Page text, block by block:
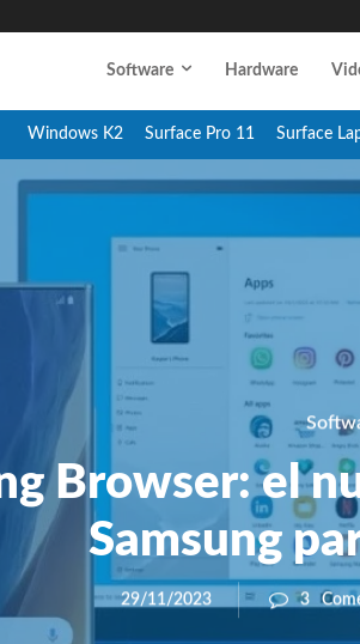
Software Hardware
Windows K2 Surface Pro 11 Surface
Browser: el
Samsung
29/11/2023 3